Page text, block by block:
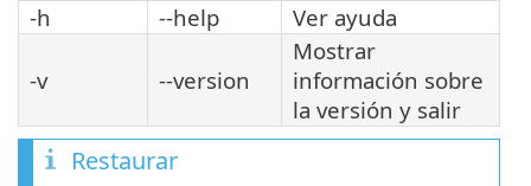
-h
--help Ver ayuda
-v --version
Mostrar
información sobre
la versión y salir
Restaurar